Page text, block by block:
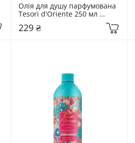
Олія для душу парфумована
Tesori d'Oriente 250 мл
229 ₴